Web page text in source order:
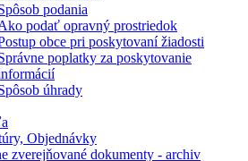
podania
podať opravný prostriedok
obce pri poskytovaní žiadosti
poplatky za poskytovanie
úhrady
Objednávky
zverejňované dokumenty - archiv